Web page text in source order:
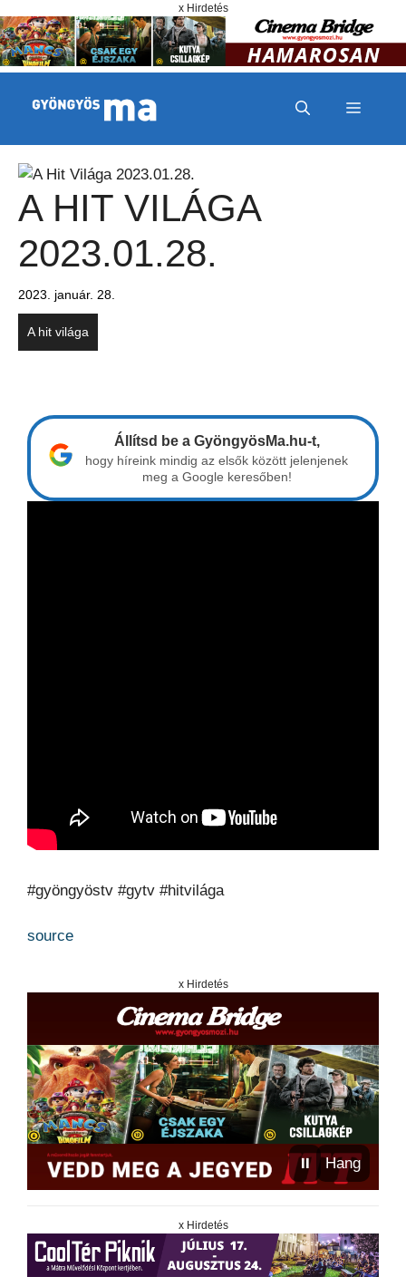
x Hirdetés
MENÜ
A HIT VILÁGA
2023.01.28.
2023. január. 28.
A hit világa
Állítsd be a GyöngyösMa.hu-t,
hogy híreink mindig az elsők között jelenjenek
meg a Google keresőben!
#gyöngyöstv #gytv #hitvilága
source
x Hirdetés
⏸ Hang
x Hirdetés